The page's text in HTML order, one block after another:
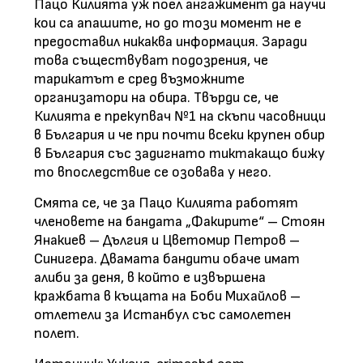
Пацо Килията уж поел ангажимент да научи
кои са апашите, но до този момент не е
предоставил никаква информация. Заради
това съществуват подозрения, че
тарикатът е сред възможните
организатори на обира. Твърди се, че
Килията е прекупвач №1 на скъпи часовници
в България и че при почти всеки крупен обир
в България със задигнато тиктакащо бижу
то впоследствие се озовава у него.
Смята се, че за Пацо Килията работят
членовете на бандата „Факирите“ – Стоян
Янакиев – Дългия и Цветомир Петров –
Синигера. Двамата бандити обаче имат
алиби за деня, в който е извършена
кражбата в къщата на Боби Михайлов –
отлетели за Истанбул със самолетен
полет.